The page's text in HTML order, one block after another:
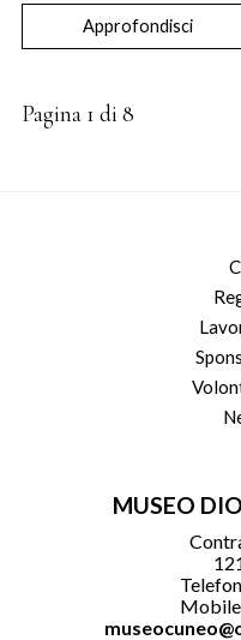
Approfondisci
Pagina 1 di 8
MUSEO